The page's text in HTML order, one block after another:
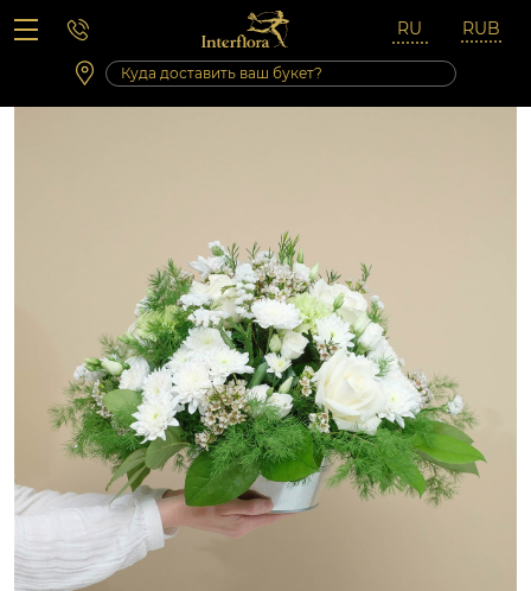
Вопросы-ответы
Сб 10:00 ‐ 14:00
Выходные и праздничные дни